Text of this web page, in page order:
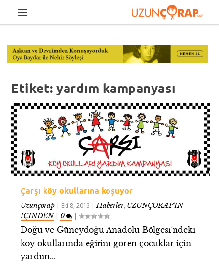
Etiket:yardım kampanyası
Çarşı köy okullarına koşuyor
Uzunçorap
Eki 8, 2013 |Haberler, UZUNÇORAP’IN
İÇİNDEN
0 |
Doğu ve Güneydoğu Anadolu Bölgesi’ndeki
köy okullarında eğitim gören çocuklar için
yardım...